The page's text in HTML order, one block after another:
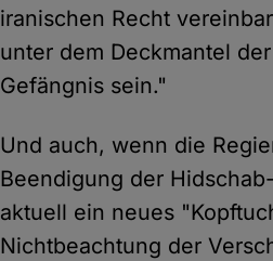
iranischen Recht
unter dem Deckmantel
Gefängnis sein."
Und auch, wenn die
Beendigung der
aktuell ein neues
Nichtbeachtung der